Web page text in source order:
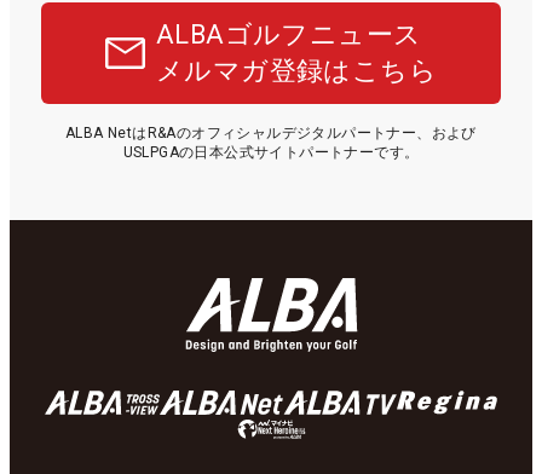
ALBAゴルフニュース
メルマガ登録はこちら
ALBA NetはR&Aのオフィシャルデジタルパートナー、および
USLPGAの日本公式サイトパートナーです。